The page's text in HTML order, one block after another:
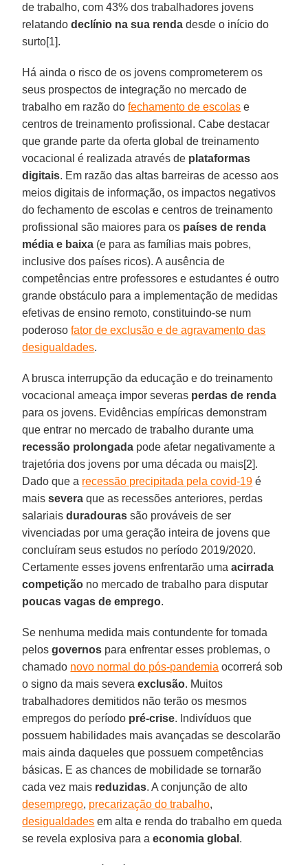
de trabalho, com 43% dos trabalhadores jovens
relatandodeclínio na sua renda desde o início do
surto[1].
Há ainda o risco de os jovens comprometerem os
seus prospectos de integração no mercado de
trabalho em razão dofechamento de escolas e
centros de treinamento profissional. Cabe destacar
que grande parte da oferta global de treinamento
vocacional é realizada através de plataformas
digitais. Em razão das altas barreiras de acesso aos
meios digitais de informação, os impactos negativos
do fechamento de escolas e centros de treinamento
profissional são maiores para os países de renda
média e baixa (e para as famílias mais pobres,
inclusive dos países ricos). A ausência de
competências entre professores e estudantes é outro
grande obstáculo para a implementação de medidas
efetivas de ensino remoto, constituindo-se num
poderosofator de exclusão e de agravamento das
desigualdades.
A brusca interrupção da educação e do treinamento
vocacional ameaça impor severas perdas de renda
para os jovens. Evidências empíricas demonstram
que entrar no mercado de trabalho durante uma
recessão prolongada pode afetar negativamente a
trajetória dos jovens por uma década ou mais[2].
Dado que a recessão precipitada pela covid-19 é
maissevera que as recessões anteriores, perdas
salariaisduradouras são prováveis de ser
vivenciadas por uma geração inteira de jovens que
concluíram seus estudos no período 2019/2020.
Certamente esses jovens enfrentarão uma acirrada
competição no mercado de trabalho para disputar
poucas vagas de emprego.
Se nenhuma medida mais contundente for tomada
pelosgovernos para enfrentar esses problemas, o
chamado novo normal do pós-pandemia ocorrerá sob
o signo da mais severaexclusão. Muitos
trabalhadores demitidos não terão os mesmos
empregos do período pré-crise. Indivíduos que
possuem habilidades mais avançadas se descolarão
mais ainda daqueles que possuem competências
básicas. E as chances de mobilidade se tornarão
cada vez mais reduzidas. A conjunção de alto
desemprego, precarização do trabalho,
desigualdades em alta e renda do trabalho em queda
se revela explosiva para a economia global .